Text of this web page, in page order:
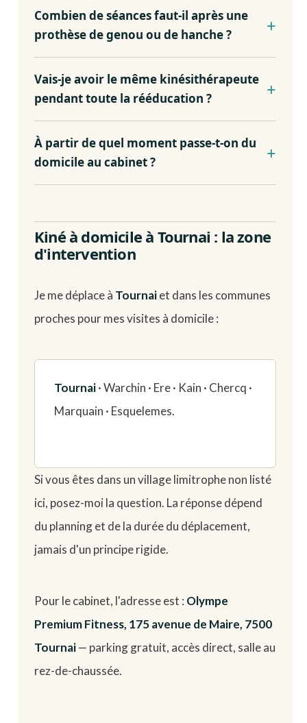
Combien de séances faut-il après une
prothèse de genou ou de hanche ?
Vais-je avoir le même kinésithérapeute
pendant toute la rééducation ?
À partir de quel moment passe-t-on du
domicile au cabinet ?
Kiné à domicile à Tournai : la zone
d'intervention
Je me déplace à Tournaiet dans les communes
proches pour mes visites à domicile :
Tournai· Warchin · Ere · Kain · Chercq ·
Marquain · Esquelemes.
Si vous êtes dans un village limitrophe non listé
ici, posez-moi la question. La réponse dépend
du planning et de la durée du déplacement,
jamais d'un principe rigide.
Pour le cabinet, l'adresse est : Olympe
Premium Fitness, 175 avenue de Maire, 7500
Tournai— parking gratuit, accès direct, salle au
rez-de-chaussée.